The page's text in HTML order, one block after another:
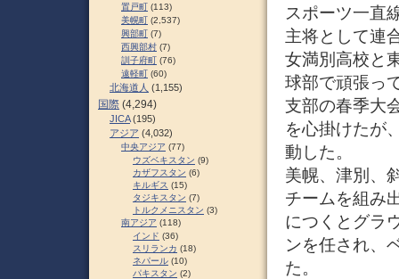
スポーツ一直
主将として連
女満別高校と
球部で頑張っ
支部の春季大
を心掛けたが
動した。
美幌、津別、
チームを組み
につくとグラ
ンを任され、
た。
置戸町 (113)
美幌町 (2,537)
興部町 (7)
西興部村 (7)
訓子府町 (76)
遠軽町 (60)
北海道人 (1,155)
国際 (4,294)
JICA(195)
アジア (4,032)
中央アジア (77)
ウズベキスタン (9)
カザフスタン (6)
キルギス (15)
タジキスタン (7)
トルクメニスタン (3)
南アジア (118)
インド (36)
スリランカ (18)
ネパール (10)
パキスタン (2)